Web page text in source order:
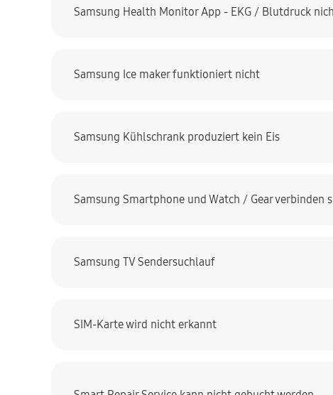
Samsung Health Monitor App - EKG / Blutdruck
Samsung Ice maker funktioniert nicht
Samsung Kühlschrank produziert kein Eis
Samsung Smartphone und Watch / Gear verbinden
Samsung TV Sendersuchlauf
SIM-Karte wird nicht erkannt